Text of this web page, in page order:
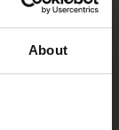
About